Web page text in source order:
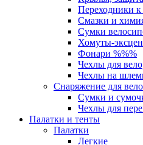
Переходники к
Смазки и
Сумки
Хомуты-
Фонари %%%
Чехлы для
Чехлы на
Снаряжение для
Сумки и
Чехлы для
Палатки и тенты
Палатки
Легкие